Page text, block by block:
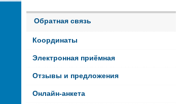
Обратная связь
Координаты
Электронная приёмная
Отзывы и предложения
Онлайн-анкета